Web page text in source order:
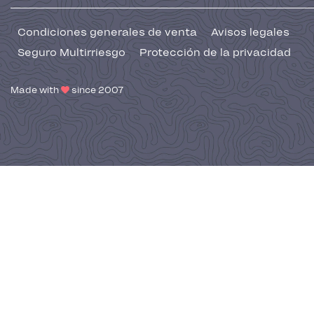
Condiciones generales de venta
Avisos legales
Seguro Multirriesgo
Protección de la privacidad
Made with since 2007